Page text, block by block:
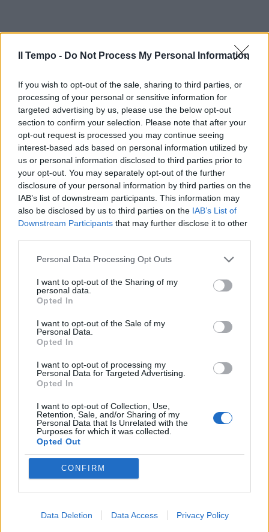
Il Tempo - Do Not Process My Personal Information
If you wish to opt-out of the sale, sharing to third parties, or
processing of your personal or sensitive information for
targeted advertising by us, please use the below opt-out
section to confirm your selection. Please note that after your
opt-out request is processed you may continue seeing
interest-based ads based on personal information utilized by
us or personal information disclosed to third parties prior to
your opt-out. You may separately opt-out of the further
disclosure of your personal information by third parties on the
IAB’s list of downstream participants. This information may
also be disclosed by us to third parties on the IAB’s List of
Downstream Participants that may further disclose it to other
Personal Data Processing Opt Outs
I want to opt-out of the Sharing of my
personal data.
Opted In
I want to opt-out of the Sale of my
Personal Data.
Opted In
I want to opt-out of processing my
Personal Data for Targeted Advertising.
Opted In
I want to opt-out of Collection, Use,
Retention, Sale, and/or Sharing of my
Personal Data that Is Unrelated with the
Purposes for which it was collected.
Opted Out
CONFIRM
Data Deletion Data Access Privacy Policy
I Pink Floyd riletti in chiave jazz
13/06/2010
«I politici siano innovativi Chi
sbaglia si faccia da parte»
16/08/2009
17/02/2008
Immobiliare, a Roma è boom di
progetti innovativi
29/09/2006
Arpe: i clienti apprezzano i
servizi innovativi Delta 2
17/01/2006
territorio e servizi sempre più
innovativi per trasformare la
banca tradizionale ...